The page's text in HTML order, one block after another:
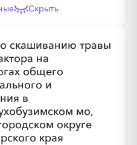
Скрыть
скашиванию травы
на
общего
и
в
мо,
округе
края